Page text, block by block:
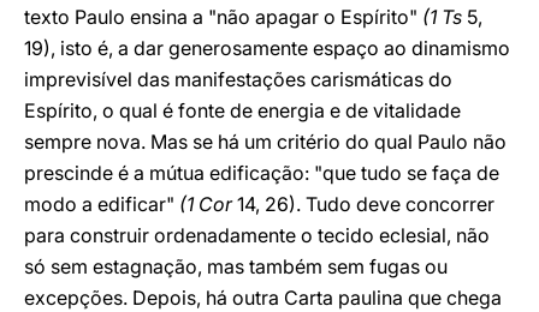
texto Paulo ensina a "não apagar o Espírito" (1 Ts 5,
19), isto é, a dar generosamente espaço ao dinamismo
imprevisível das manifestações carismáticas do
Espírito, o qual é fonte de energia e de vitalidade
sempre nova. Mas se há um critério do qual Paulo não
prescinde é a mútua edificação: "que tudo se faça de
modo a edificar" (1 Cor14, 26). Tudo deve concorrer
para construir ordenadamente o tecido eclesial, não
só sem estagnação, mas também sem fugas ou
excepções. Depois, há outra Carta paulina que chega